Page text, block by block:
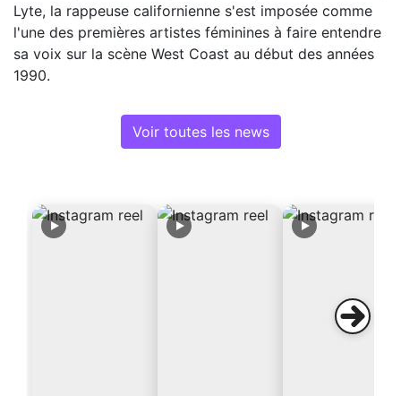
Lyte, la rappeuse californienne s'est imposée comme
l'une des premières artistes féminines à faire entendre
sa voix sur la scène West Coast au début des années
1990.
Voir toutes les news